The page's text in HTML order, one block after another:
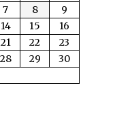
7 8
9
14 15
16
21 22
23
28 29
30